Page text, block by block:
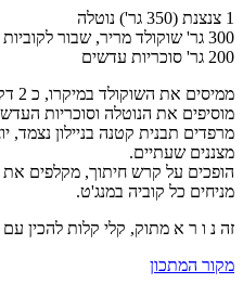
1 צנצנת (350 גר') נוטלה
300 גר' שוקולד מריר, שבור לקוביות
200 גר' סוכריות עדשים
ממיסים את השוקולד במיקרו, כ 2 דקות.
מוסיפים את הנוטלה וסוכריות
מרפדים תבנית קטנה בניילון
מצננים שעתיים.
הופכים על קרש חיתוך, מקלפים את
מניחים כל קוביה במנג'ט.
זה נ ו ר א מתוק, קלי קלות להכין
מקור המתכון